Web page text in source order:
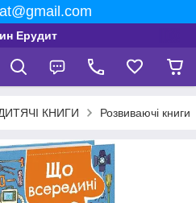
Ерудит
КНИГИ Розвиваючі книги